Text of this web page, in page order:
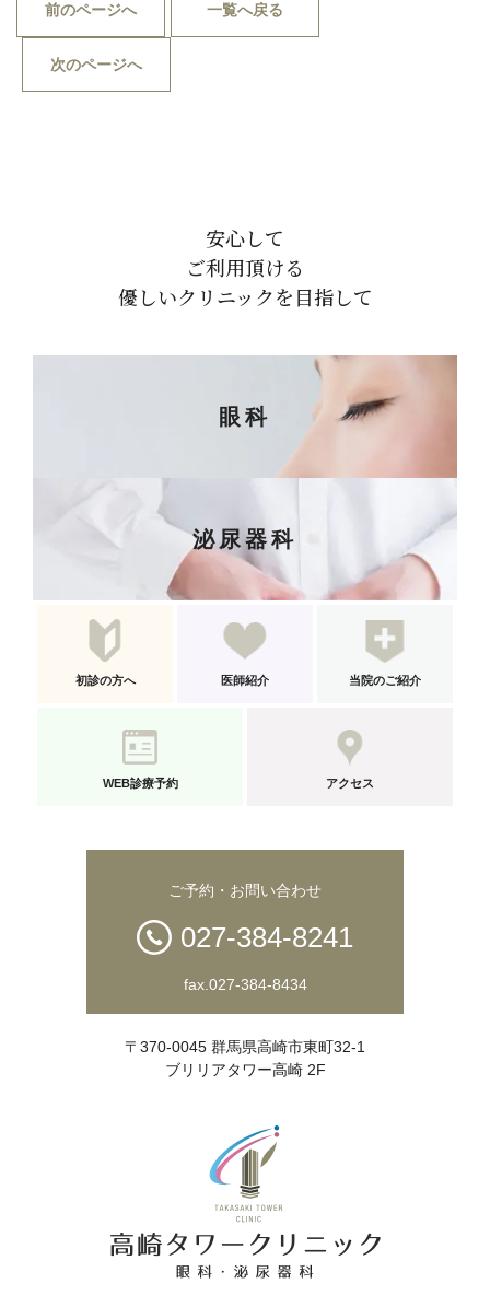
前のページへ 一覧へ戻る
次のページへ
安心して
ご利用頂ける
優しいクリニックを目指して
眼科
泌尿器科
初診の方へ 医師紹介 当院のご紹介
WEB診療予約 アクセス
ご予約・お問い合わせ
027-384-8241
fax.027-384-8434
〒370-0045 群馬県高崎市東町32-1
ブリリアタワー高崎 2F